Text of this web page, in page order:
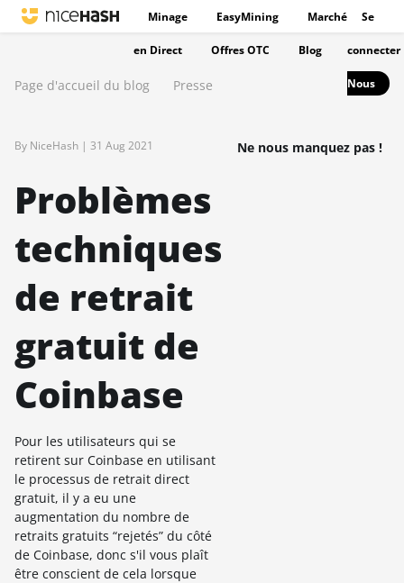
Minage EasyMining Marché
en Direct Offres OTC Blog
Se
connecter
Nous
Page d'accueil du blog Presse
By NiceHash | 31 Aug 2021
Problèmes
techniques
de retrait
gratuit de
Coinbase
Pour les utilisateurs qui se
retirent sur Coinbase en utilisant
le processus de retrait direct
gratuit, il y a eu une
augmentation du nombre de
retraits gratuits “rejetés” du côté
de Coinbase, donc s'il vous plaît
être conscient de cela lorsque
Ne nous manquez pas !